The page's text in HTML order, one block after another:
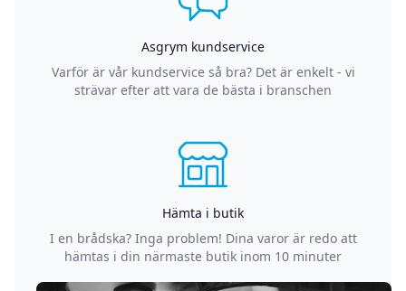
Asgrym kundservice
Varför är vår kundservice så bra? Det är enkelt - vi
strävar efter att vara de bästa i branschen
Hämta i butik
I en brådska? Inga problem! Dina varor är redo att
hämtas i din närmaste butik inom 10 minuter